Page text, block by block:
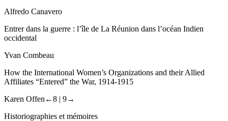
Alfredo Canavero
Entrer dans la guerre : l’île de La Réunion dans l’océan Indien
occidental
Yvan Combeau
How the International Women’s Organizations and their Allied
Affiliates “Entered” the War, 1914-1915
Karen Offen ←8 | 9→
Historiographies et mémoires